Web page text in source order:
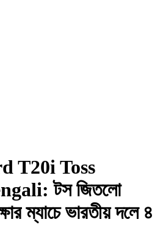
T20i Toss
টস জিতলো
ম্যাচে ভারতীয় দলে ৪